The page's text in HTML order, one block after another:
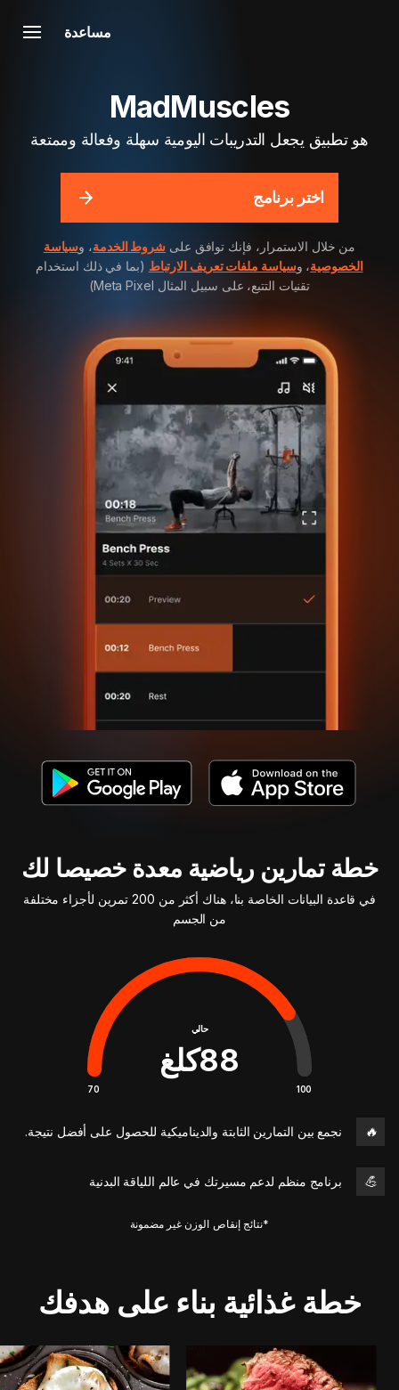
مساعدة
MadMuscles
هو تطبيق يجعل التدريبات اليومية سهلة وفعالة وممتعة
اختر برنامج
من خلال الاستمرار، فإنك توافق على شروط الخدمة، وسياسة
الخصوصية، وسياسة ملفات تعريف الارتباط (بما في ذلك استخدام
تقنيات التتبع، على سبيل المثال Meta Pixel)
خطة تمارين رياضية معدة خصيصا لك
في قاعدة البيانات الخاصة بنا، هناك أكثر من 200 تمرين لأجزاء مختلفة
من الجسم
حالي
88كلغ
100
70
🔥 نجمع بين التمارين الثابتة والديناميكية للحصول على أفضل نتيجة.
💪 برنامج منظم لدعم مسيرتك في عالم اللياقة البدنية
*نتائج إنقاص الوزن غير مضمونة
خطة غذائية بناء على هدفك